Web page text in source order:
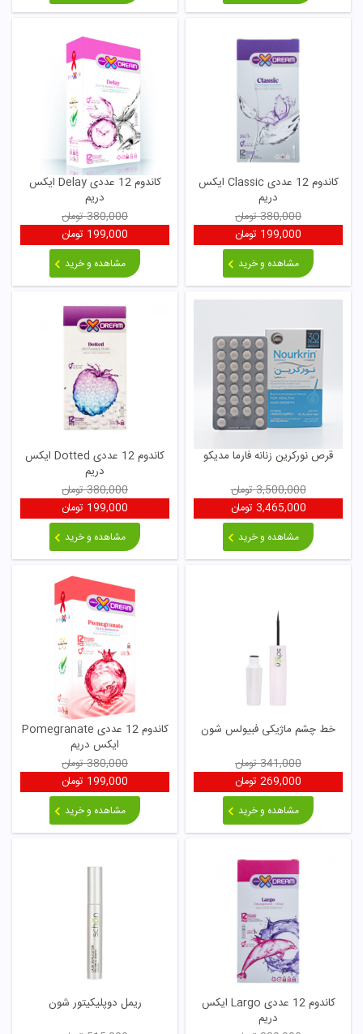
کاندوم 12 عددی Classic ایکس
دریم
380,000تومان
199,000 تومان
مشاهده و خرید
کاندوم 12 عددی Delay ایکس
دریم
380,000تومان
199,000 تومان
مشاهده و خرید
قرص نورکرین زنانه فارما مدیکو
3,500,000تومان
3,465,000 تومان
مشاهده و خرید
کاندوم 12 عددی Dotted ایکس
دریم
380,000تومان
199,000 تومان
مشاهده و خرید
خط چشم ماژیکی فبیولس شون
341,000تومان
269,000 تومان
مشاهده و خرید
کاندوم 12 عددی Pomegranate
ایکس دریم
380,000تومان
199,000 تومان
مشاهده و خرید
کاندوم 12 عددی Largo ایکس
دریم
ریمل دوپلیکیتور شون